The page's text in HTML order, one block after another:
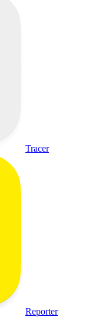
Tracer
Reporter